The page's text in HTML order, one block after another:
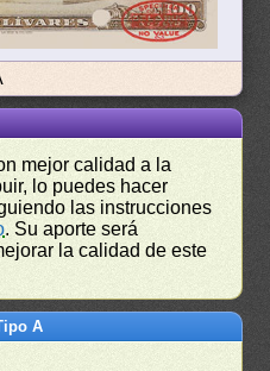
mejor calidad a la
lo puedes hacer
las instrucciones
. Su aporte será
la calidad de este
A